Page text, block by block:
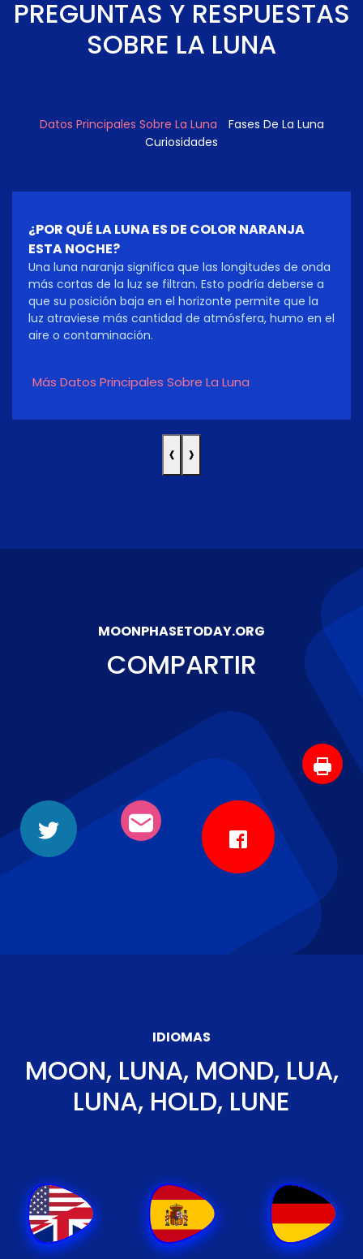
PREGUNTAS Y RESPUESTAS
SOBRE LA LUNA
Datos Principales Sobre La Luna
Fases De La Luna
Curiosidades
¿POR QUÉ LA LUNA ES DE COLOR NARANJA
ESTA NOCHE?
Una luna naranja significa que las longitudes de onda
más cortas de la luz se filtran. Esto podría deberse a
que su posición baja en el horizonte permite que la
luz atraviese más cantidad de atmósfera, humo en el
aire o contaminación.
Más Datos Principales Sobre La Luna
‹ ›
MOONPHASETODAY.ORG
COMPARTIR
IDIOMAS
MOON, LUNA, MOND, LUA,
LUNA, HOLD, LUNE